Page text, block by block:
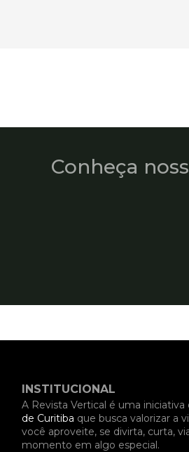
Conheça
INSTITUCIONAL
A Revista Vertical é uma iniciativa
de Curitiba que busca valorizar a
você aproveite, se divirta, curta,
momento em algo especial.